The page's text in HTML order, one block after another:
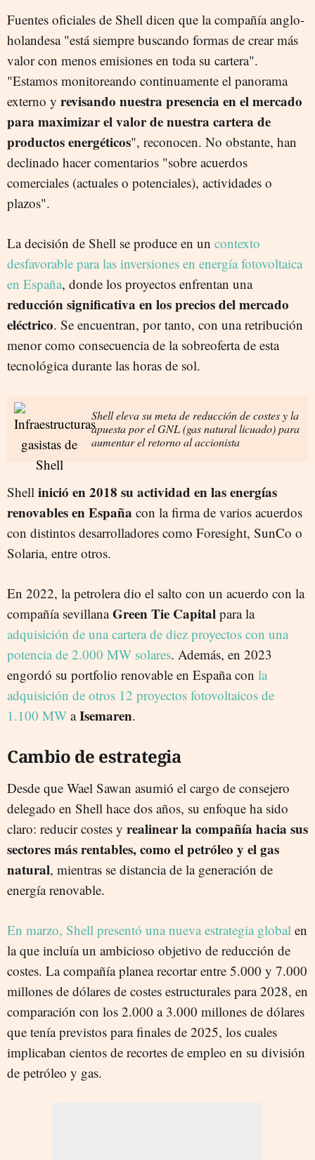
Fuentes oficiales de Shell dicen que la compañía anglo-
holandesa "está siempre buscando formas de crear más
valor con menos emisiones en toda su cartera".
"Estamos monitoreando continuamente el panorama
externo y revisando nuestra presencia en el mercado
para maximizar el valor de nuestra cartera de
productos energéticos", reconocen. No obstante, han
declinado hacer comentarios "sobre acuerdos
comerciales (actuales o potenciales), actividades o
plazos".
La decisión de Shell se produce en un contexto
desfavorable para las inversiones en energía fotovoltaica
en España, donde los proyectos enfrentan una
reducción significativa en los precios del mercado
eléctrico. Se encuentran, por tanto, con una retribución
menor como consecuencia de la sobreoferta de esta
tecnológica durante las horas de sol.
Shell eleva su meta de reducción de costes y la
apuesta por el GNL (gas natural licuado) para
aumentar el retorno al accionista
Shell inició en 2018 su actividad en las energías
renovables en España con la firma de varios acuerdos
con distintos desarrolladores como Foresight, SunCo o
Solaria, entre otros.
En 2022, la petrolera dio el salto con un acuerdo con la
compañía sevillanaGreen Tie Capital para la
adquisición de una cartera de diez proyectos con una
potencia de 2.000 MW solares. Además, en 2023
engordó su portfolio renovable en España con la
adquisición de otros 12 proyectos fotovoltaicos de
1.100 MW aIsemaren.
Cambio de estrategia
Desde que Wael Sawan asumió el cargo de consejero
delegado en Shell hace dos años, su enfoque ha sido
claro: reducir costes y realinear la compañía hacia sus
sectores más rentables, como el petróleo y el gas
natural, mientras se distancia de la generación de
energía renovable.
En marzo, Shell presentó una nueva estrategia global en
la que incluía un ambicioso objetivo de reducción de
costes. La compañía planea recortar entre 5.000 y 7.000
millones de dólares de costes estructurales para 2028, en
comparación con los 2.000 a 3.000 millones de dólares
que tenía previstos para finales de 2025, los cuales
implicaban cientos de recortes de empleo en su división
de petróleo y gas.